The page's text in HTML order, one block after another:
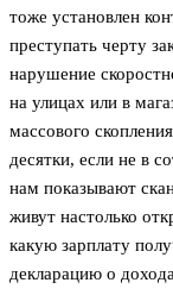
тоже установлен
преступать черту
нарушение
на улицах или в
массового
десятки, если не в
нам показывают
живут настолько
какую зарплату
декларацию о